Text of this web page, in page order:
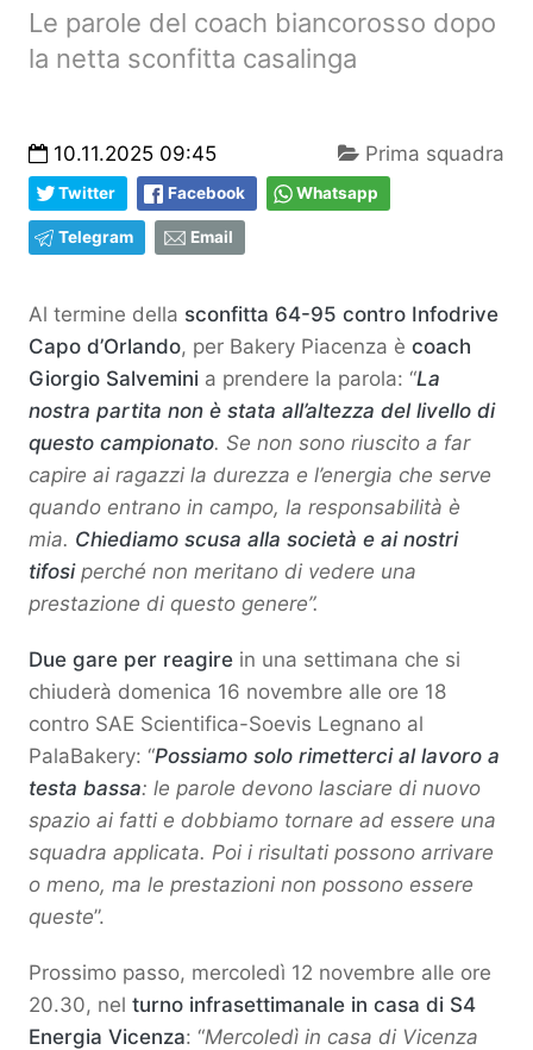
Le parole del coach biancorosso dopo
la netta sconfitta casalinga
10.11.2025 09:45 Prima squadra
Twitter Facebook Whatsapp
Telegram Email
Al termine della sconfitta 64-95 contro Infodrive
Capo d’Orlando, per Bakery Piacenza è coach
Giorgio Salvemini a prendere la parola: “La
nostra partita non è stata all’altezza del livello di
questo campionato. Se non sono riuscito a far
capire ai ragazzi la durezza e l’energia che serve
quando entrano in campo, la responsabilità è
mia. Chiediamo scusa alla società e ai nostri
tifosiperché non meritano di vedere una
prestazione di questo genere”.
Due gare per reagire in una settimana che si
chiuderà domenica 16 novembre alle ore 18
contro SAE Scientifica-Soevis Legnano al
PalaBakery: “Possiamo solo rimetterci al lavoro a
testa bassa: le parole devono lasciare di nuovo
spazio ai fatti e dobbiamo tornare ad essere una
squadra applicata. Poi i risultati possono arrivare
o meno, ma le prestazioni non possono essere
queste”.
Prossimo passo, mercoledì 12 novembre alle ore
20.30, nel turno infrasettimanale in casa di S4
Energia Vicenza: “Mercoledì in casa di Vicenza